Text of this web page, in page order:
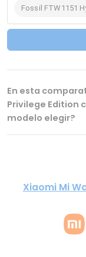
Fossil FTW1151
En esta
Privilege Edition
modelo elegir?
Xiaomi Mi